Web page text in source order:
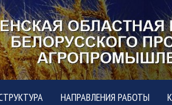
НАПРАВЛЕНИЯ РАБОТЫ